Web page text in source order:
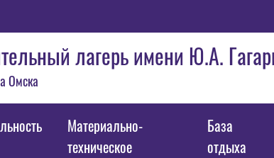
лагерь имени Ю.А.
Омска
Материально-
техническое
База
отдыха